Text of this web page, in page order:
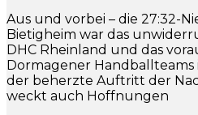
Aus und vorbei – die 27:32-
Bietigheim war das
DHC Rheinland und das
Dormagener Handballteams
der beherzte Auftritt der
weckt auch Hoffnungen